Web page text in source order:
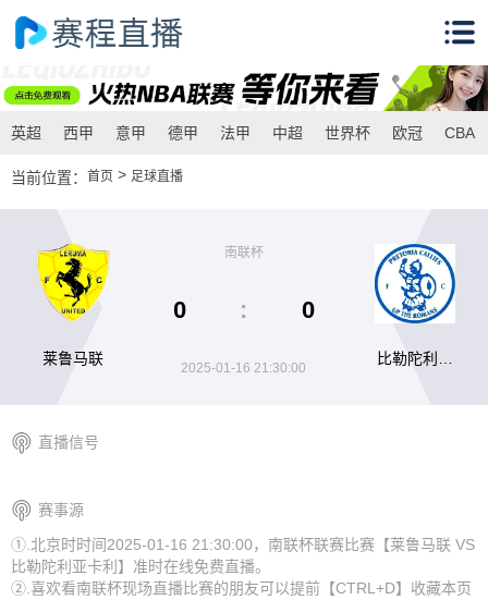
英超 西甲 意甲 德甲 法甲 中超 世界杯 欧冠 CBA
当前位置： 首页 > 足球直播
莱鲁马联
南联杯
0 : 0
2025-01-16 21:30:00
比勒陀利亚
直播信号
赛事源
①.北京时时间2025-01-16 21:30:00，南联杯联赛比赛【莱鲁马联 VS
比勒陀利亚卡利】准时在线免费直播。
②.喜欢看南联杯现场直播比赛的朋友可以提前【CTRL+D】收藏本页